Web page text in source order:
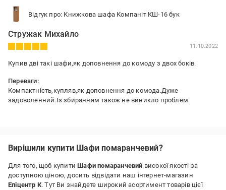
Відгук про: Книжкова шафа Компаніт КШ-16 бук
Стружак Михайло
11.10.2022
Купив дві такі шафи,як доповнення до комоду з двох боків.
Переваги:
Компактність,купляв,як доповнення до комода.Дуже
задоволенний.Із збиранням також не виникло проблем.
Вирішили купити Шафи помаранчевий?
Для того, щоб купитиШафи помаранчевий високої якості за
доступною ціною, досить відвідати наш інтернет-магазин
Епіцентр К. Тут Ви знайдете широкий асортимент товарів цієї